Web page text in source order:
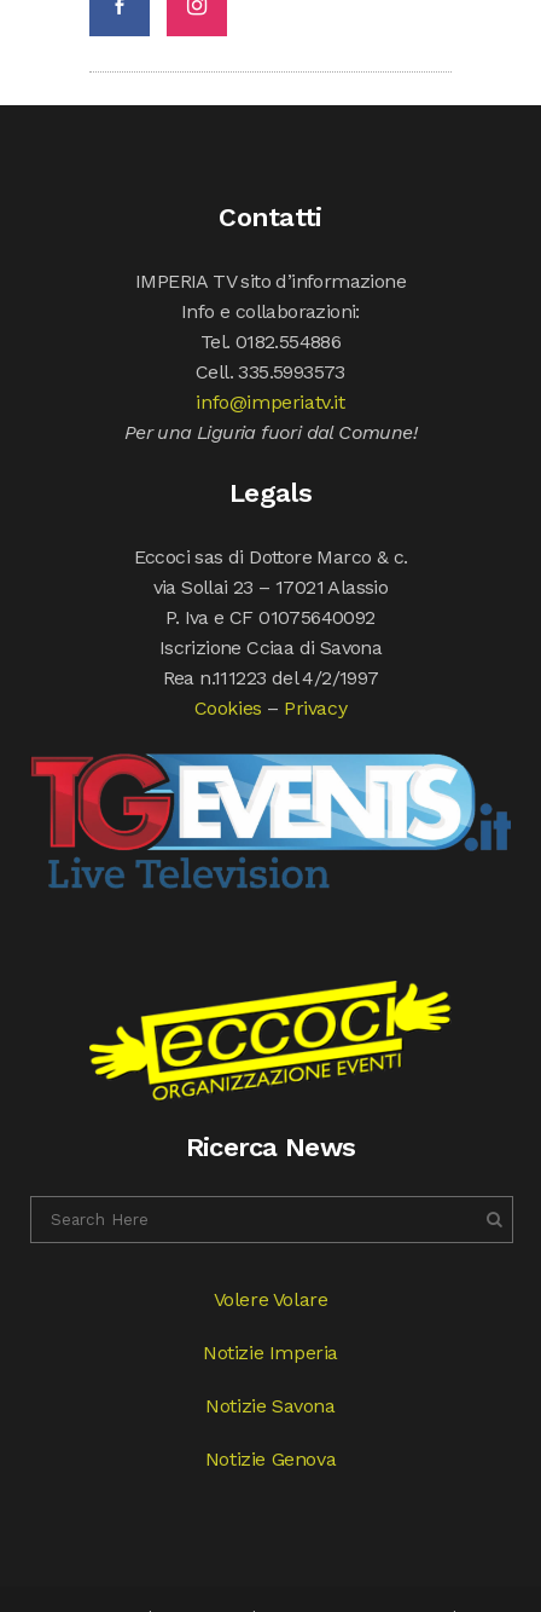
Contatti
IMPERIA TV sito d’informazione
Info e collaborazioni:
Tel. 0182.554886
Cell. 335.5993573
info@imperiatv.it
Per una Liguria fuori dal Comune!
Legals
Eccoci sas di Dottore Marco & c.
via Sollai 23 – 17021 Alassio
P. Iva e CF 01075640092
Iscrizione Cciaa di Savona
Rea n.111223 del 4/2/1997
Cookies – Privacy
Ricerca News
Volere Volare
Notizie Imperia
Notizie Savona
Notizie Genova